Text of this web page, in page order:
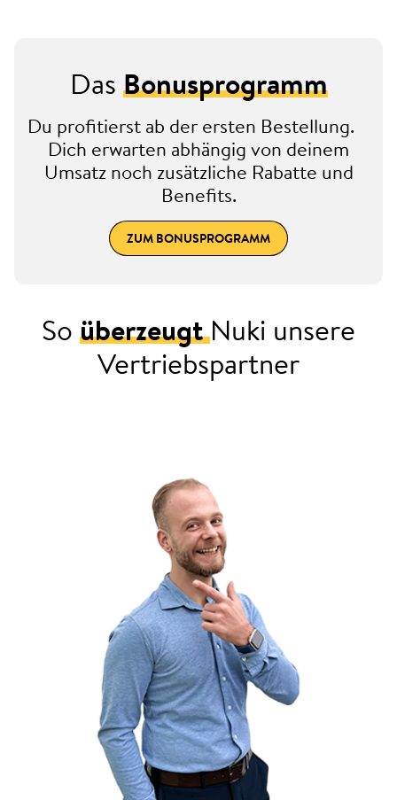
DasBonusprogramm
Du profitierst ab der ersten Bestellung.
Dich erwarten abhängig von deinem
Umsatz noch zusätzliche Rabatte und
Benefits.
ZUM BONUSPROGRAMM
SoüberzeugtNuki unsere
Vertriebspartner